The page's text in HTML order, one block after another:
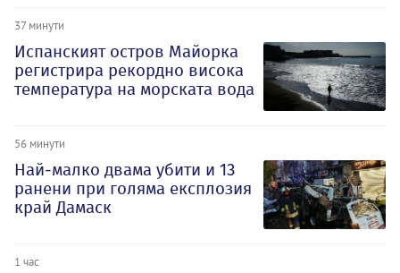
37 минути
Испанският остров Майорка
регистрира рекордно висока
температура на морската вода
56 минути
Най-малко двама убити и 13
ранени при голяма експлозия
край Дамаск
1 час